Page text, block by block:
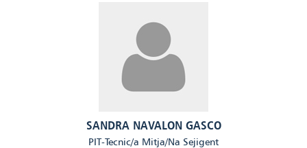
SANDRA NAVALON GASCO
PIT-Tecnic/a Mitja/Na Sejigent